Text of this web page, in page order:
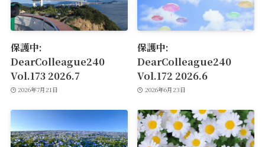
保護中:
DearColleague240
Vol.173 2026.7
2026年7月21日
保護中:
DearColleague240
Vol.172 2026.6
2026年6月23日